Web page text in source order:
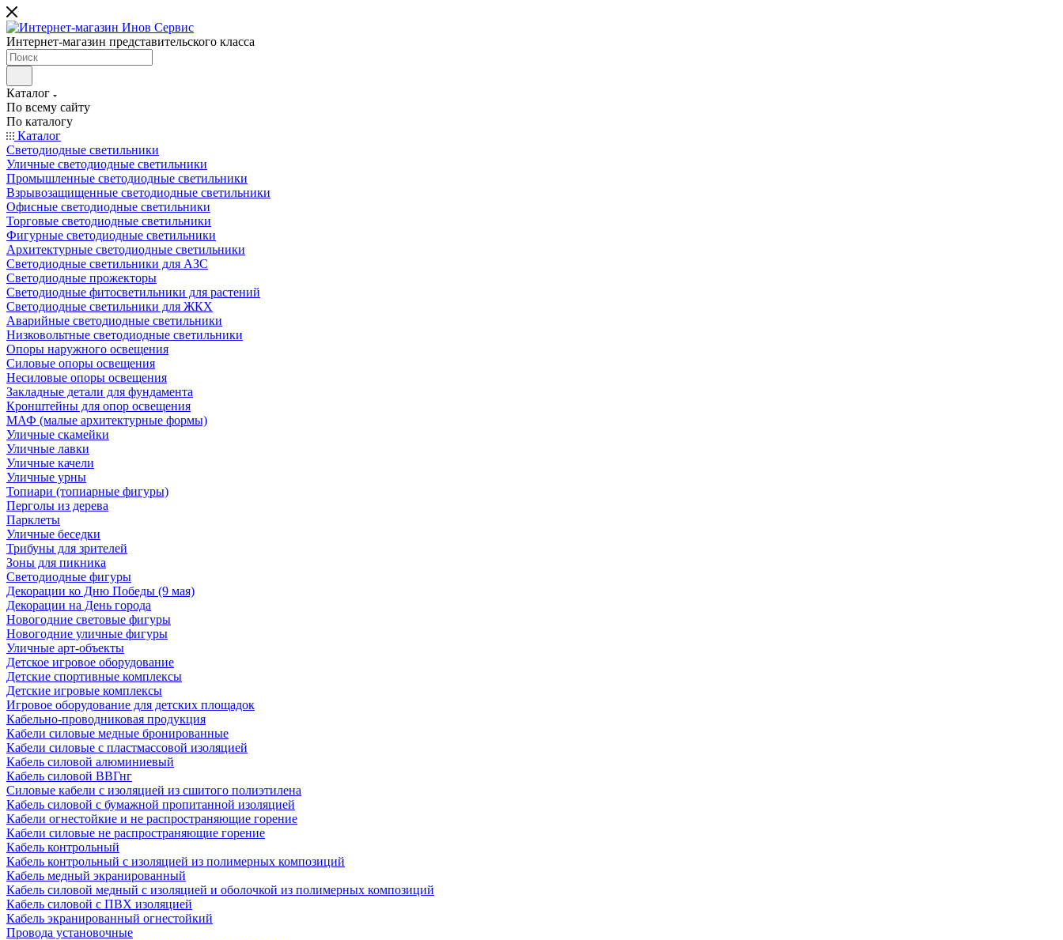
Интернет-магазин представительского класса
Каталог
По всему сайту
По каталогу
Каталог
Светодиодные светильники
Уличные светодиодные светильники
Промышленные светодиодные светильники
Взрывозащищенные светодиодные светильники
Офисные светодиодные светильники
Торговые светодиодные светильники
Фигурные светодиодные светильники
Архитектурные светодиодные светильники
Светодиодные светильники для АЗС
Светодиодные прожекторы
Светодиодные фитосветильники для растений
Светодиодные светильники для ЖКХ
Аварийные светодиодные светильники
Низковольтные светодиодные светильники
Опоры наружного освещения
Силовые опоры освещения
Несиловые опоры освещения
Закладные детали для фундамента
Кронштейны для опор освещения
МАФ (малые архитектурные формы)
Уличные скамейки
Уличные лавки
Уличные качели
Уличные урны
Топиари (топиарные фигуры)
Перголы из дерева
Парклеты
Уличные беседки
Трибуны для зрителей
Зоны для пикника
Светодиодные фигуры
Декорации ко Дню Победы (9 мая)
Декорации на День города
Новогодние световые фигуры
Новогодние уличные фигуры
Уличные арт-объекты
Детское игровое оборудование
Детские спортивные комплексы
Детские игровые комплексы
Игровое оборудование для детских площадок
Кабельно-проводниковая продукция
Кабели силовые медные бронированные
Кабели силовые с пластмассовой изоляцией
Кабель силовой алюминиевый
Кабель силовой ВВГнг
Силовые кабели с изоляцией из сшитого полиэтилена
Кабель силовой с бумажной пропитанной изоляцией
Кабели огнестойкие и не распространяющие горение
Кабели силовые не распространяющие горение
Кабель контрольный
Кабель контрольный с изоляцией из полимерных композиций
Кабель медный экранированный
Кабель силовой медный с изоляцией и оболочкой из полимерных композиций
Кабель силовой с ПВХ изоляцией
Кабель экранированный огнестойкий
Провода установочные